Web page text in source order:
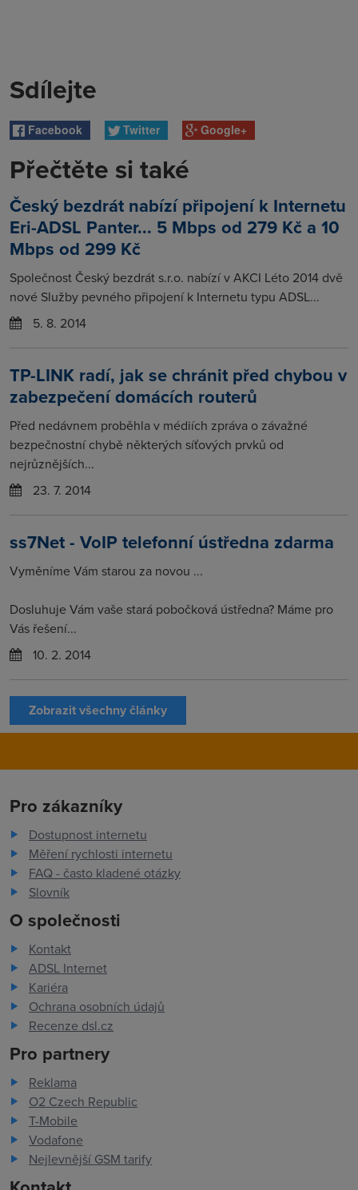
Sdílejte
Facebook Twitter Google+
Přečtěte si také
Český bezdrát nabízí připojení k Internetu
Eri-ADSL Panter... 5 Mbps od 279 Kč a 10
Mbps od 299 Kč
Společnost Český bezdrát s.r.o. nabízí v AKCI Léto 2014 dvě
nové Služby pevného připojení k Internetu typu ADSL...
5. 8. 2014
TP-LINK radí, jak se chránit před chybou v
zabezpečení domácích routerů
Před nedávnem proběhla v médiích zpráva o závažné
bezpečnostní chybě některých síťových prvků od
nejrůznějších...
23. 7. 2014
ss7Net - VoIP telefonní ústředna zdarma
Vyměníme Vám starou za novou ...
Dosluhuje Vám vaše stará pobočková ústředna? Máme pro
Vás řešení...
10. 2. 2014
Zobrazit všechny články
Pro zákazníky
Dostupnost internetu
Měření rychlosti internetu
FAQ - často kladené otázky
Slovník
O společnosti
Kontakt
ADSL Internet
Kariéra
Ochrana osobních údajů
Recenze dsl.cz
Pro partnery
Reklama
O2 Czech Republic
T-Mobile
Vodafone
Nejlevnější GSM tarify